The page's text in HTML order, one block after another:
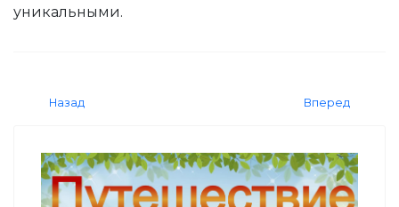
уникальными.
Назад Вперед